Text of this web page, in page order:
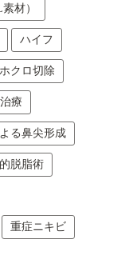
材）
ハイフ
ホクロ切除
療
る鼻尖形成
脱脂術
重症ニキビ